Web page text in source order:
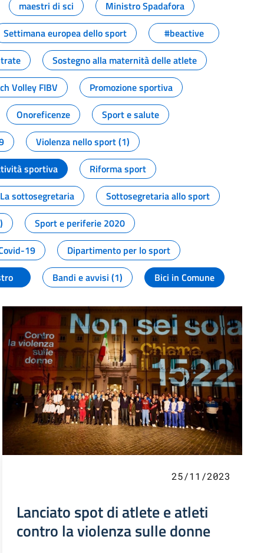
maestri di sci
Ministro Spadafora
Settimana europea dello sport
#beactive
Sostegno alla maternità delle atlete
Volley FIBV
Promozione sportiva
Onoreficenze
Sport e salute
Violenza nello sport (1)
sportiva
Riforma sport
La sottosegretaria
Sottosegretaria allo sport
Sport e periferie 2020
19
Dipartimento per lo sport
Bandi e avvisi (1) Bici in Comune
25/11/2023
Lanciato spot di atlete e atleti
contro la violenza sulle donne